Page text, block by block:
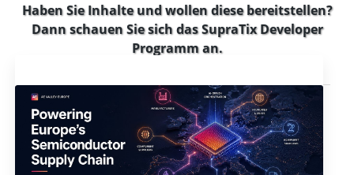
Haben Sie Inhalte und wollen diese bereitstellen?
Dann schauen Sie sich dasSupraTix Developer
Programman.